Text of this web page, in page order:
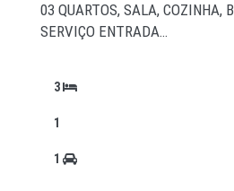
03 QUARTOS, SALA, COZINHA,
SERVIÇO ENTRADA…
3
1
1